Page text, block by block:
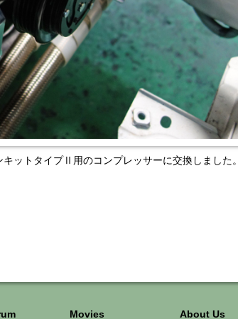
ットタイプⅡ用のコンプレッサーに交換しました。
Movies About Us